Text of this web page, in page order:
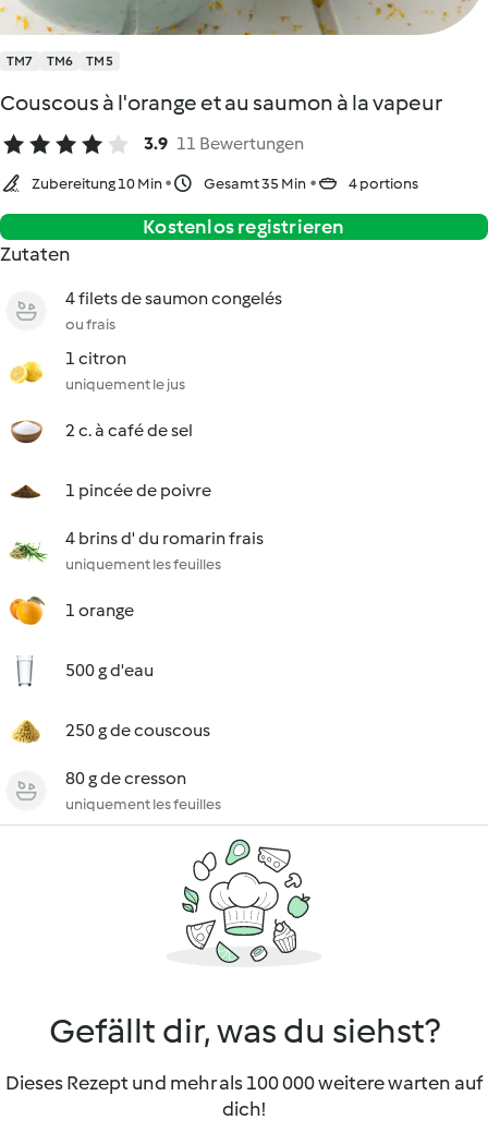
TM7 TM6 TM5
Couscous à l'orange et au saumon à la vapeur
3.9 11 Bewertungen
Zubereitung 10 Min Gesamt 35 Min 4 portions
Kostenlos registrieren
Zutaten
4 filets de saumon congelés
ou frais
1 citron
uniquement le jus
2 c. à café de sel
1 pincée de poivre
4 brins d' du romarin frais
uniquement les feuilles
1 orange
500 g d'eau
250 g de couscous
80 g de cresson
uniquement les feuilles
Gefällt dir, was du siehst?
Dieses Rezept und mehr als 100 000 weitere warten auf
dich!